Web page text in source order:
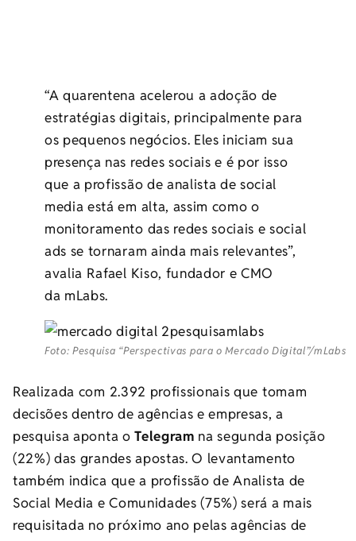
“A quarentena acelerou a adoção de
estratégias digitais, principalmente para
os pequenos negócios. Eles iniciam sua
presença nas redes sociais e é por isso
que a profissão de analista de social
media está em alta, assim como o
monitoramento das redes sociais e social
ads se tornaram ainda mais relevantes”,
avalia Rafael Kiso, fundador e CMO
da mLabs.
Foto: Pesquisa “Perspectivas para o Mercado Digital”/mLabs
Realizada com 2.392 profissionais que tomam
decisões dentro de agências e empresas, a
pesquisa aponta oTelegram na segunda posição
(22%) das grandes apostas. O levantamento
também indica que a profissão de Analista de
Social Media e Comunidades (75%) será a mais
requisitada no próximo ano pelas agências de